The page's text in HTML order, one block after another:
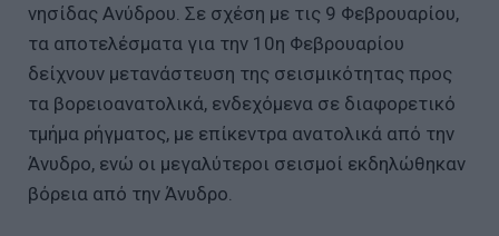
νησίδας Ανύδρου. Σε σχέση με τις 9 Φεβρουαρίου,
τα αποτελέσματα για την 10η Φεβρουαρίου
δείχνουν μετανάστευση της σεισμικότητας προς
τα βορειοανατολικά, ενδεχόμενα σε διαφορετικό
τμήμα ρήγματος, με επίκεντρα ανατολικά από την
Άνυδρο, ενώ οι μεγαλύτεροι σεισμοί εκδηλώθηκαν
βόρεια από την Άνυδρο.